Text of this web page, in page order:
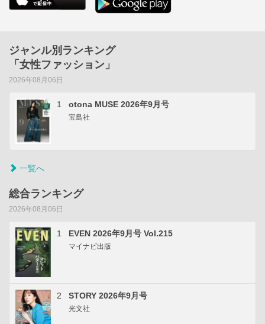
ジャンル別ランキング
「女性ファッション」
2026年08月06日
1 otona MUSE 2026年9月号
宝島社
一覧へ
総合ランキング
2026年08月06日
1 EVEN 2026年9月号 Vol.215
マイナビ出版
2 STORY 2026年9月号
光文社